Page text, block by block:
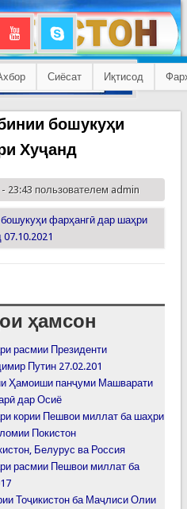
Сиёсат Иқтисод
бошукуҳи
Хуҷанд
23:43 пользователем admin
ҳамсон
расмии Президенти
Путин 27.02.201
Ҳамоиши панҷуми Машварати
дар Осиё
кории Пешвои миллат ба шаҳри
Покистон
Белурус ва Россия
расмии Пешвои миллат ба
Тоҷикистон ба Маҷлиси Олии